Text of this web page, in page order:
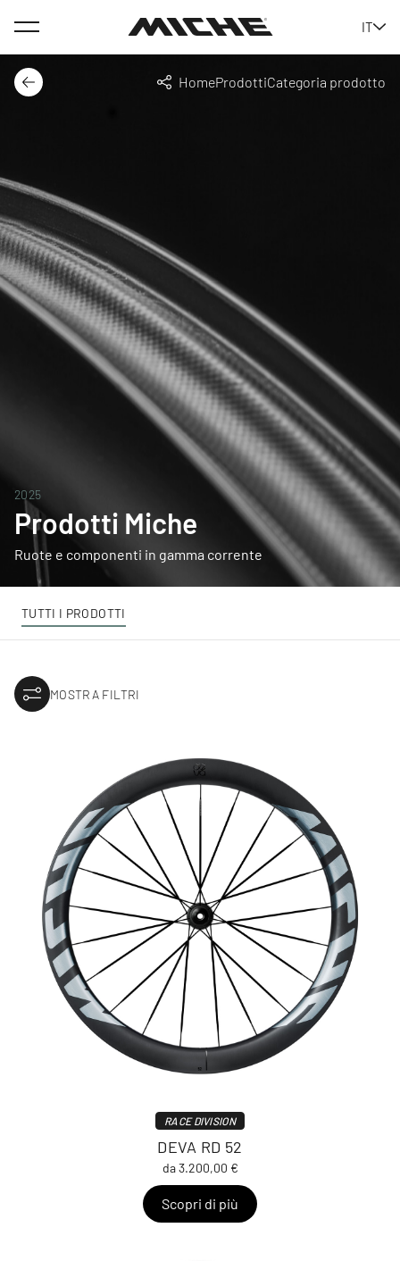
Menu
IT
Indietro
HomeProdottiCategoria prodotto
Condividi
2025
Prodotti Miche
Ruote e componenti in gamma corrente
TUTTI I PRODOTTI
MOSTRA FILTRI
RACE DIVISION
DEVA RD 52
da 3.200,00 €
Scopri di più